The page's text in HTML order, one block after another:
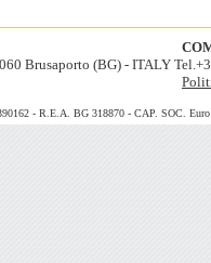
Brusaporto (BG) - ITALY
- R.E.A. BG 318870 - CAP. SOC.